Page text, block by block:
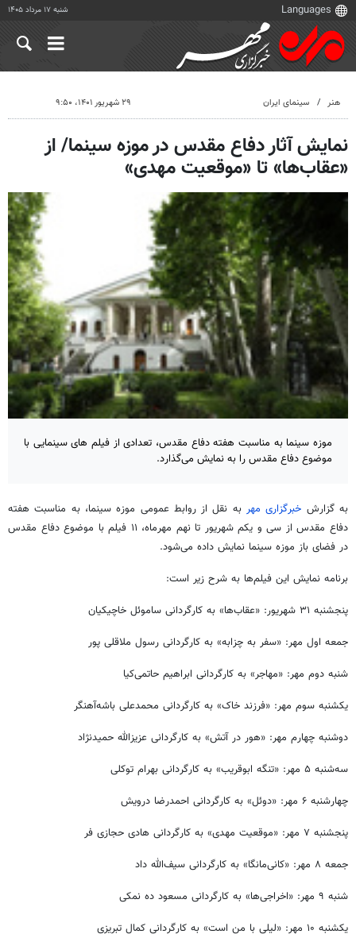
شنبه ۱۷ مرداد ۱۴۰۵
هنر سینمای ایران ۲۹ شهریور ۱۴۰۱، ۹:۵۰
نمایش آثار دفاع مقدس در موزه سینما/ از
«عقاب‌ها» تا «موقعیت مهدی»
موزه سینما به مناسبت هفته دفاع مقدس، تعدادی از فیلم های سینمایی با
موضوع دفاع مقدس را به نمایش می‌گذارد.
به گزارش خبرگزاری مهربه نقل از روابط عمومی موزه سینما، به مناسبت هفته
دفاع مقدس از سی و یکم شهریور تا نهم مهرماه، ۱۱ فیلم با موضوع دفاع مقدس
در فضای باز موزه سینما نمایش داده می‌شود.
برنامه نمایش این فیلم‌ها به شرح زیر است:
پنجشنبه ۳۱ شهریور: «عقاب‌ها» به کارگردانی ساموئل
خاچیکیان
جمعه اول مهر: «سفر به چزابه» به کارگردانی رسول ملاقلی پور
شنبه دوم مهر: «مهاجر» به کارگردانی ابراهیم حاتمی‌کیا
یکشنبه سوم مهر: «فرزند خاک» به کارگردانی محمدعلی باشه‌آهنگر
دوشنبه چهارم مهر: «هور در آتش» به کارگردانی عزیزالله حمیدنژاد
سه‌شنبه ۵ مهر: «تنگه
ابوقریب» به کارگردانی بهرام توکلی
چهارشنبه ۶ مهر: «دوئل» به کارگردانی احمدرضا درویش
پنجشنبه ۷ مهر: «موقعیت مهدی» به کارگردانی هادی حجازی فر
جمعه ۸ مهر: «کانی‌مانگا» به کارگردانی سیف‌الله داد
شنبه ۹ مهر: «اخراجی‌ها» به کارگردانی مسعود ده نمکی
یکشنبه ۱۰ مهر: «لیلی با من است» به کارگردانی کمال تبریزی